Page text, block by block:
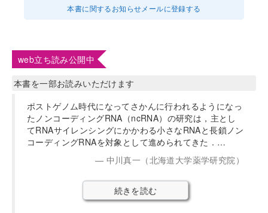
本書に関するお知らせメールに登録する
web立ち読み公開中
本書を一部お読みいただけます
ポストゲノム時代になってさかんに行われるようになっ
たノンコーディングRNA（ncRNA）の研究は，主とし
てRNAサイレンシングにかかわる小さなRNAと長鎖ノン
コーディングRNAを対象として進められてきた．…
中川真一（北海道大学薬学研究院）
続きを読む